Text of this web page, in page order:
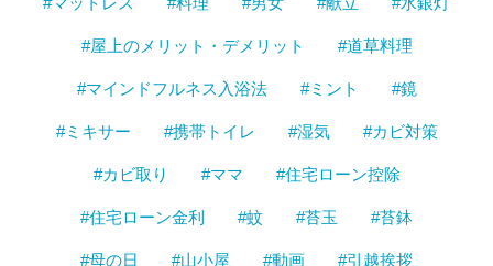
#屋上のメリット・デメリット #道草料理
#マインドフルネス入浴法 #ミント #鏡
#ミキサー #携帯トイレ #湿気 #カビ対策
#カビ取り #ママ #住宅ローン控除
#住宅ローン金利 #蚊 #苔玉 #苔鉢
#母の日 #山小屋 #動画 #引越挨拶